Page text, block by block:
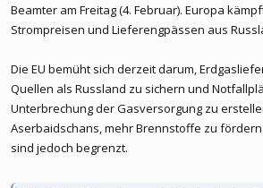
Beamter am Freitag (4. Februar). Europa
Strompreisen und Lieferengpässen aus
Die EU bemüht sich derzeit darum,
Quellen als Russland zu sichern und
Unterbrechung der Gasversorgung zu
Aserbaidschans, mehr Brennstoffe zu
sind jedoch begrenzt.